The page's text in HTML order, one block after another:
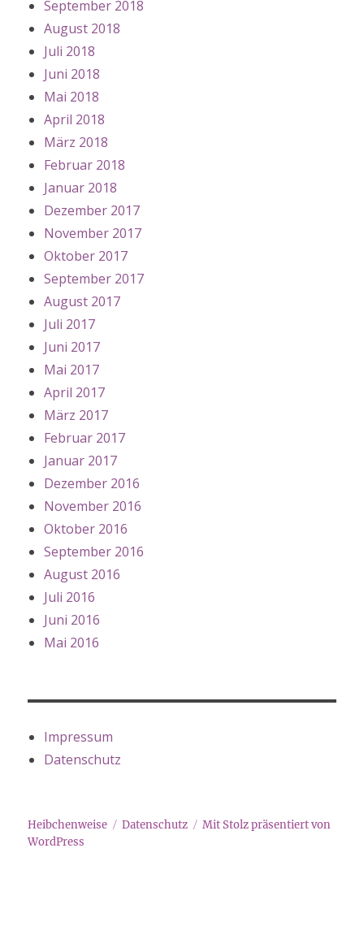
September 2018
August 2018
Juli 2018
Juni 2018
Mai 2018
April 2018
März 2018
Februar 2018
Januar 2018
Dezember 2017
November 2017
Oktober 2017
September 2017
August 2017
Juli 2017
Juni 2017
Mai 2017
April 2017
März 2017
Februar 2017
Januar 2017
Dezember 2016
November 2016
Oktober 2016
September 2016
August 2016
Juli 2016
Juni 2016
Mai 2016
Impressum
Datenschutz
Heibchenweise Datenschutz
Mit Stolz präsentiert von
WordPress